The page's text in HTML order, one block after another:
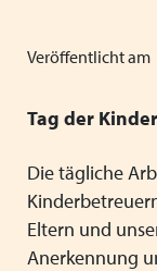
Links
VPK-
VPK-
Finden
Plätze
den
Veröffentlicht am
Tag der Kinder
Die tägliche
Eltern und
Anerkennung